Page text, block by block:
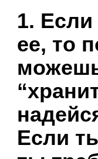
1. Если
ее, то
Если